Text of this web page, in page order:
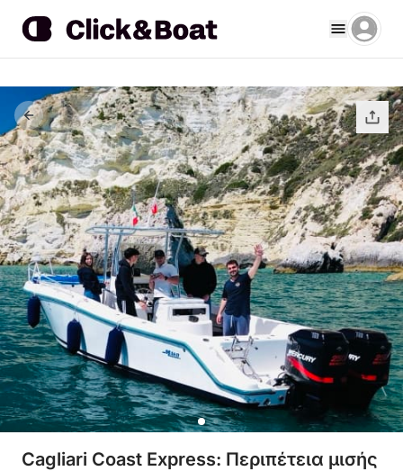
Cagliari Coast Express: Περιπέτεια μισής